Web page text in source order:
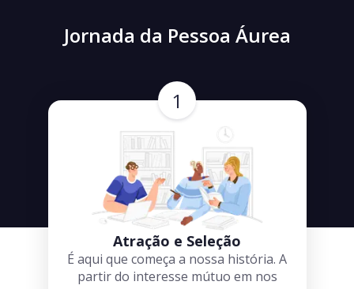
Jornada da Pessoa Áurea
1
Atração e Seleção
É aqui que começa a nossa história. A
partir do interesse mútuo em nos